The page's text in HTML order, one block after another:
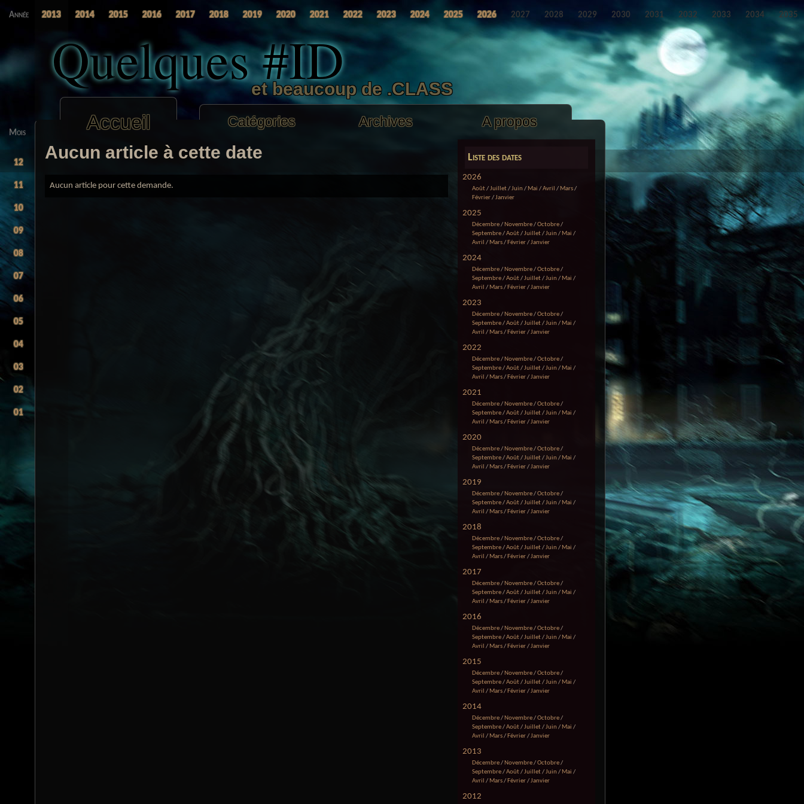
Liste des dates
2026
Août/Juillet/Juin / Mai /Avril / Mars/
Février/Janvier
2025
Décembre/ Novembre/Octobre/
Septembre/Août/Juillet/Juin / Mai /
Avril / Mars/ Février/Janvier
2024
Décembre/ Novembre/Octobre/
Septembre/Août/Juillet/Juin / Mai /
Avril / Mars/ Février/Janvier
2023
Décembre/ Novembre/Octobre/
Septembre/Août/Juillet/Juin / Mai /
Avril / Mars/ Février/Janvier
2022
Décembre/ Novembre/Octobre/
Septembre/Août/Juillet/Juin / Mai /
Avril / Mars/ Février/Janvier
2021
Décembre/ Novembre/Octobre/
Septembre/Août/Juillet/Juin / Mai /
Avril / Mars/ Février/Janvier
2020
Décembre/ Novembre/Octobre/
Septembre/Août/Juillet/Juin / Mai /
Avril / Mars/ Février/Janvier
2019
Décembre/ Novembre/Octobre/
Septembre/Août/Juillet/Juin / Mai /
Avril / Mars/ Février/Janvier
2018
Décembre/ Novembre/Octobre/
Septembre/Août/Juillet/Juin / Mai /
Avril / Mars/ Février/Janvier
2017
Décembre/ Novembre/Octobre/
Septembre/Août/Juillet/Juin / Mai /
Avril / Mars/ Février/Janvier
2016
Décembre/ Novembre/Octobre/
Septembre/Août/Juillet/Juin / Mai /
Avril / Mars/ Février/Janvier
2015
Décembre/ Novembre/Octobre/
Septembre/Août/Juillet/Juin / Mai /
Avril / Mars/ Février/Janvier
2014
Décembre/ Novembre/Octobre/
Septembre/Août/Juillet/Juin / Mai /
Avril / Mars/ Février/Janvier
2013
Décembre/ Novembre/Octobre/
Septembre/Août/Juillet/Juin / Mai /
Avril / Mars/ Février/Janvier
2012
Aucun article à cette date
Aucun article pour cette demande.
Quelques #IDet beaucoup de .CLASS
Accueil Catégories Archives A propos
Année 2013 2014 2015 2016 2017 2018 2019 2020 2021 2022 2023 2024 2025 2026 2027 2028 2029 2030 2031 2032 2033 2034 2035
Mois
12
11
10
09
08
07
06
05
04
03
02
01